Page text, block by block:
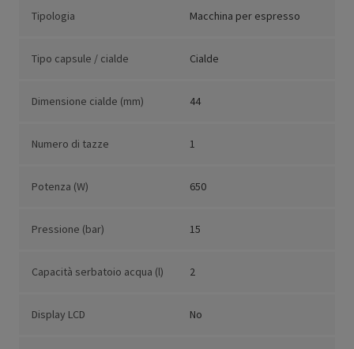
Tipologia Macchina per espresso
Tipo capsule / cialde Cialde
Dimensione cialde (mm) 44
Numero di tazze 1
Potenza (W) 650
Pressione (bar) 15
Capacità serbatoio acqua (l) 2
Display LCD No